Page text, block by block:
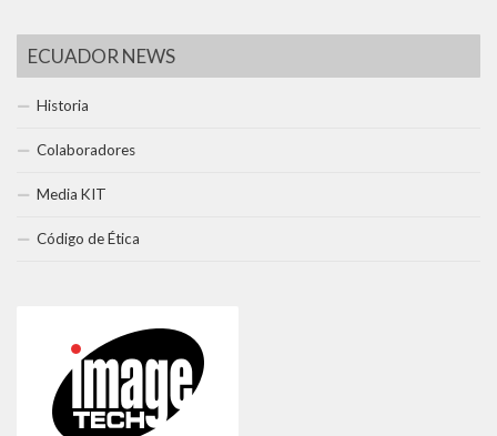
ECUADOR NEWS
Historia
Colaboradores
Media KIT
Código de Ética